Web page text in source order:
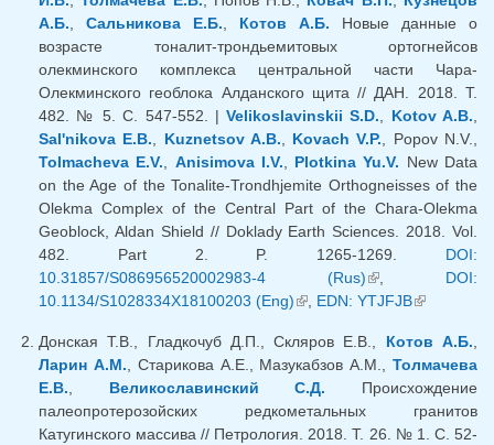
А.Б., Сальникова Е.Б., Котов А.Б. Новые данные о
возрасте тоналит-трондьемитовых ортогнейсов
олекминского комплекса центральной части Чара-
Олекминского геоблока Алданского щита // ДАН. 2018. Т.
482. № 5. С. 547-552. |Velikoslavinskii S.D., Kotov A.B.,
Sal'nikova E.B., Kuznetsov A.B., Kovach V.P., Popov N.V.,
Tolmacheva E.V., Anisimova I.V., Plotkina Yu.V. New Data
on the Age of the Tonalite-Trondhjemite Orthogneisses of the
Olekma Complex of the Central Part of the Chara-Olekma
Geoblock, Aldan Shield // Doklady Earth Sciences. 2018. Vol.
482. Part 2. P. 1265-1269. DOI:
10.31857/S086956520002983-4 (Rus)(внешняя
ссылка)
, DOI:
10.1134/S1028334X18100203 (Eng)(внешняя ссылка)
, EDN: YTJFJB(внешняя
Донская Т.В., Гладкочуб Д.П., Скляров Е.В., Котов А.Б.,
Ларин А.М., Старикова А.Е., Мазукабзов А.М.,Толмачева
Е.В., Великославинский С.Д. Происхождение
палеопротерозойских редкометальных гранитов
Катугинского массива // Петрология. 2018. Т. 26. № 1. С. 52-